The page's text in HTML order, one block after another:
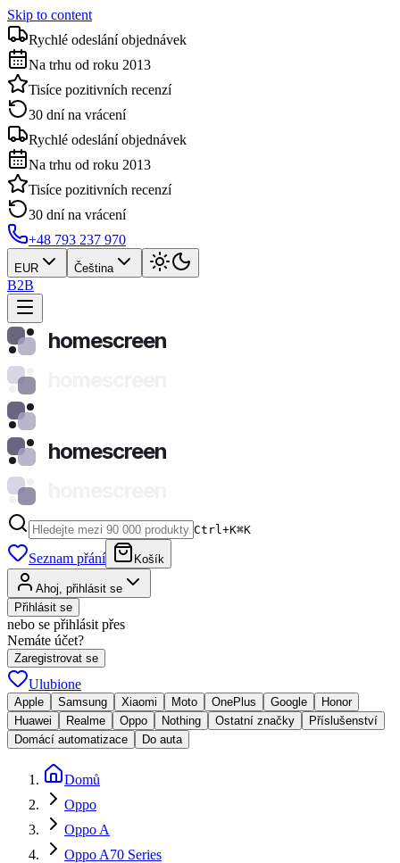
Skip to content
Rychlé odeslání objednávek
Na trhu od roku 2013
Tisíce pozitivních recenzí
30 dní na vrácení
Rychlé odeslání objednávek
Na trhu od roku 2013
Tisíce pozitivních recenzí
30 dní na vrácení
+48 793 237 970
EUR Čeština
B2B
homescreen
homescreen
Ctrl+K⌘K
Seznam přání Košík
Ahoj, přihlásit se
Přihlásit se
nebo se přihlásit přes
Nemáte účet?
Zaregistrovat se
Ulubione
Apple Samsung Xiaomi Moto OnePlus Google
Honor
Huawei
Realme Oppo Nothing Ostatní značky
Příslušenství
Domácí automatizace
Do auta
Domů
Oppo
Oppo A
Oppo A70 Series